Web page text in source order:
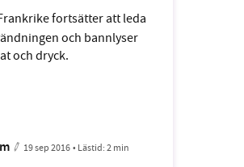
fortsätter att leda
och bannlyser
och dryck.
19 sep 2016 • Lästid:2 min